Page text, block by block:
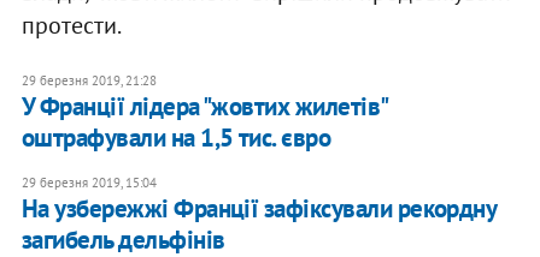
протести.
29 березня 2019, 21:28
У Франції лідера "жовтих жилетів"
оштрафували на 1,5 тис. євро
29 березня 2019, 15:04
На узбережжі Франції зафіксували рекордну
загибель дельфінів